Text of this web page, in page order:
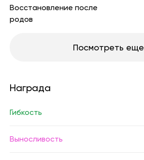
Восстановление после
родов
Посмотреть еще
Награда
Гибкость
Выносливость